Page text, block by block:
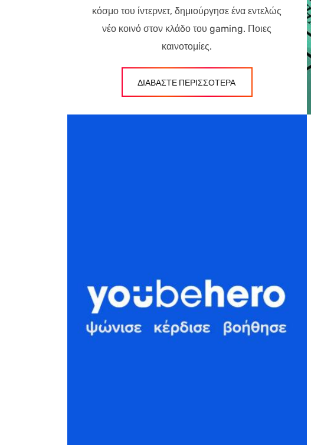
κόσμο του ίντερνετ, δημιούργησε ένα εντελώς
νέο κοινό στον κλάδο του gaming. Ποιες
καινοτομίες.
ΔΙΑΒΑΣΤΕ ΠΕΡΙΣΣΟΤΕΡΑ